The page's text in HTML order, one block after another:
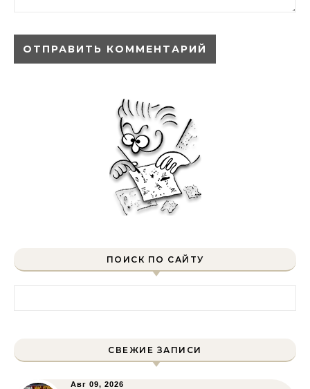
ПОИСК ПО САЙТУ
СВЕЖИЕ ЗАПИСИ
Авг 09, 2026